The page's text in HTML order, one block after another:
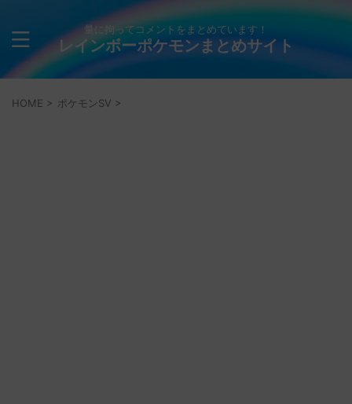
量に拘ってコメントをまとめています！
レインボーポケモンまとめサイト
HOME > ポケモンSV >